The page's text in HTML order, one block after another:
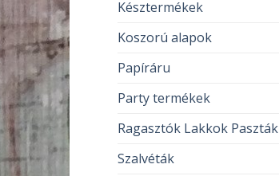
Késztermékek
Koszorú alapok
Papíráru
Party termékek
Ragasztók Lakkok Paszták
Szalvéták